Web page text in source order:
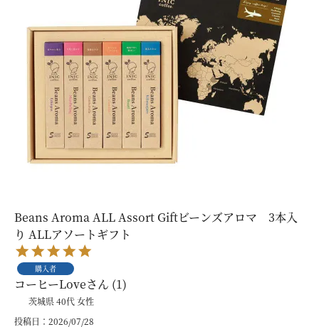
Beans Aroma ALL Assort Giftビーンズアロマ 3本入
り ALLアソートギフト
購入者
コーヒーLove 1
茨城県40代女性
投稿日
2026/07/28